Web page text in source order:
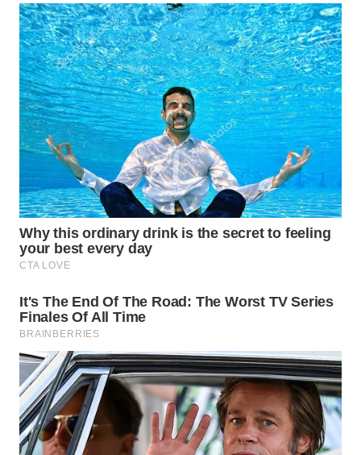
WN
KALBAR
WN
KALTENG
WN
KALTARA
WN
KALSEL
WN
KALTIM
WN
SULSEL
WN
GORONTALO
WN
SULUT